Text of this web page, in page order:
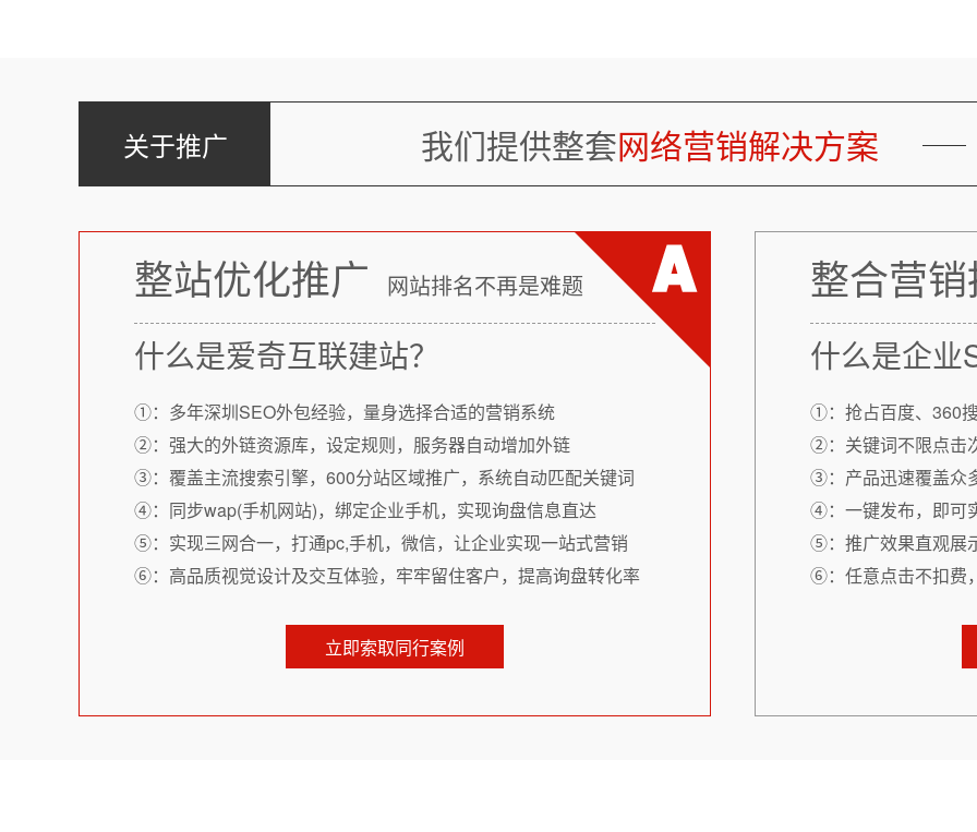
关于推广 我们提供整套网络营销解决方案
整站优化推广 网站排名不再是难题
什么是爱奇互联建站？
①：多年深圳SEO外包经验，量身选择合适的营销系统
②：强大的外链资源库，设定规则，服务器自动增加外链
③：覆盖主流搜索引擎，600分站区域推广，系统自动匹配关键词
④：同步wap(手机网站)，绑定企业手机，实现询盘信息直达
⑤：实现三网合一，打通pc,手机，微信，让企业实现一站式营销
⑥：高品质视觉设计及交互体验，牢牢留住客户，提高询盘转化率
立即索取同行案例
整合营
什么是企业
①：抢占百度、360
②：关键词不限点击
③：产品迅速覆盖众
④：一键发布，即可
⑤：推广效果直观展
⑥：任意点击不扣费